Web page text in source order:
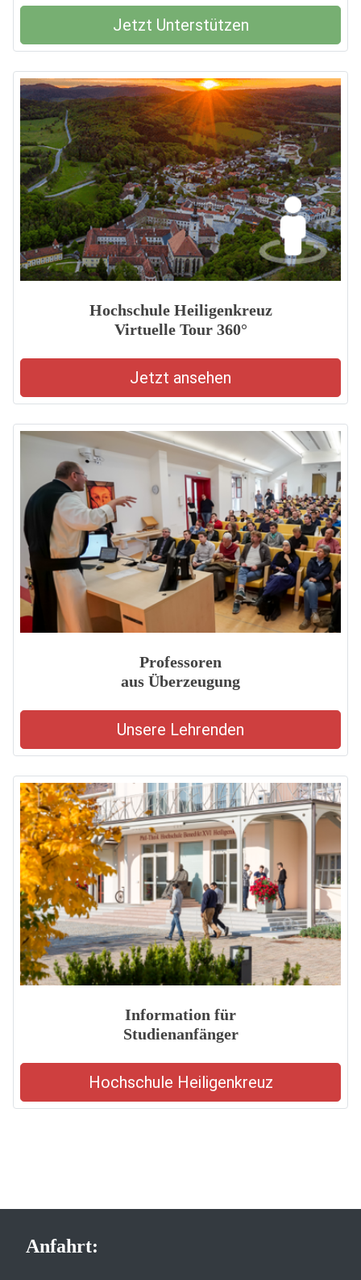
Jetzt Unterstützen
Hochschule Heiligenkreuz
Virtuelle Tour 360°
Jetzt ansehen
Professoren
aus Überzeugung
Unsere Lehrenden
Information für
Studienanfänger
Hochschule Heiligenkreuz
Anfahrt: